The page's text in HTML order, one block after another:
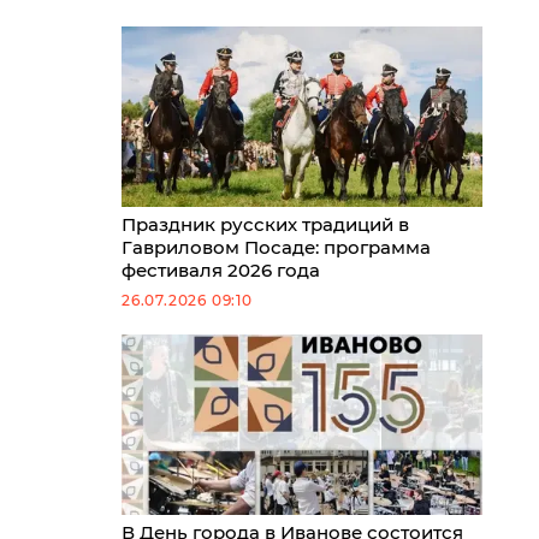
Праздник русских традиций в
Гавриловом Посаде: программа
фестиваля 2026 года
26.07.2026 09:10
В День города в Иванове состоится